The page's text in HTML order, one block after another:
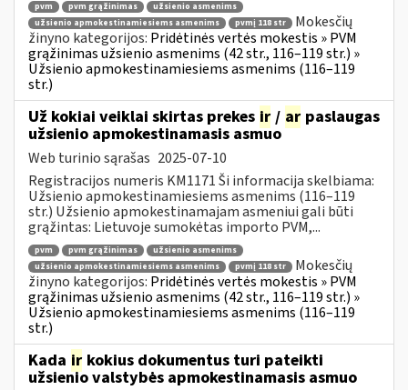
pvm pvm grąžinimas
užsienio asmenims
užsienio apmokestinamiesiems asmenims
pvmį 118 str
Mokesčių
žinyno kategorijos: Pridėtinės vertės mokestis » PVM
grąžinimas užsienio asmenims (42 str., 116–119 str.) »
Užsienio apmokestinamiesiems asmenims (116–119
str.)
Už kokiai veiklai skirtas prekes ir / ar paslaugas
užsienio apmokestinamasis asmuo
Web turinio sąrašas 2025-07-10
Registracijos numeris KM1171 Ši informacija skelbiama:
Užsienio apmokestinamiesiems asmenims (116–119
str.) Užsienio apmokestinamajam asmeniui gali būti
grąžintas: Lietuvoje sumokėtas importo PVM,...
pvm pvm grąžinimas
užsienio asmenims
užsienio apmokestinamiesiems asmenims
pvmį 118 str
Mokesčių
žinyno kategorijos: Pridėtinės vertės mokestis » PVM
grąžinimas užsienio asmenims (42 str., 116–119 str.) »
Užsienio apmokestinamiesiems asmenims (116–119
str.)
Kada ir kokius dokumentus turi pateikti
užsienio valstybės apmokestinamasis asmuo